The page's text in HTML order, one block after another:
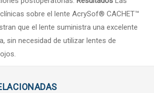
sobre el lente AcrySof® CACHET™
que el lente suministra una excelente
sin necesidad de utilizar lentes de